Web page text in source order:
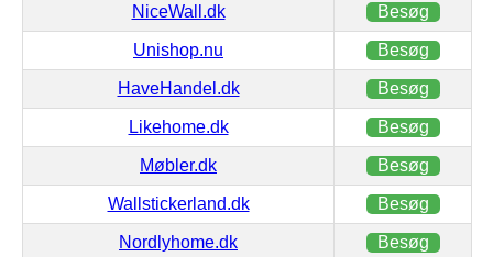
NiceWall.dk Besøg
Unishop.nu Besøg
HaveHandel.dk Besøg
Likehome.dk Besøg
Møbler.dk Besøg
Wallstickerland.dk Besøg
Nordlyhome.dk Besøg